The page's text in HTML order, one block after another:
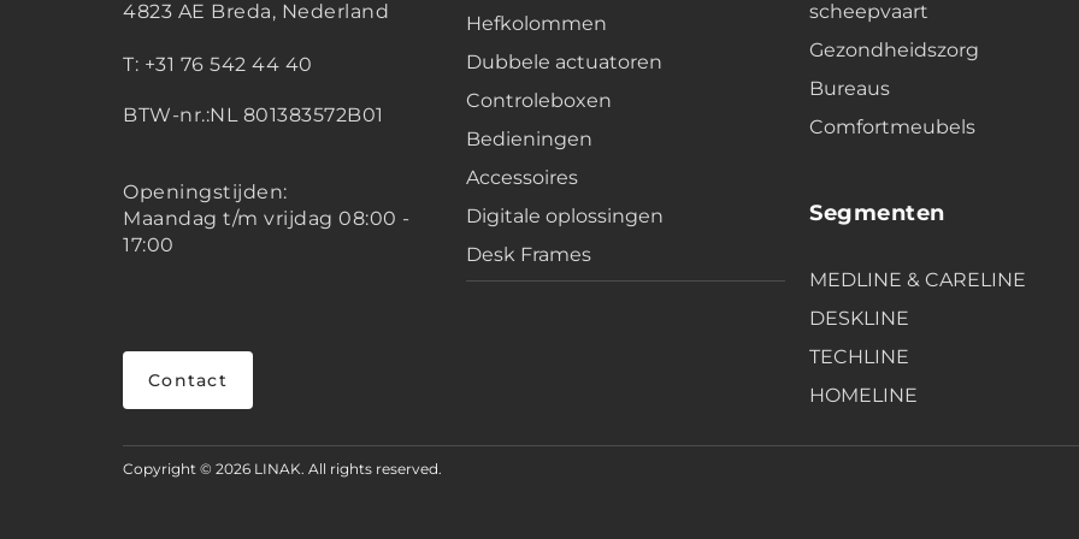
4823 AE Breda, Nederland
T: +31 76 542 44 40
BTW-nr.:NL 801383572B01
Openingstijden:
Maandag t/m vrijdag 08:00 -
17:00
Contact
Hefkolommen
Dubbele actuatoren
Controleboxen
Bedieningen
Accessoires
Digitale oplossingen
Desk Frames
scheepvaart
Gezondheidszorg
Bureaus
Comfortmeubels
Segmenten
MEDLINE & CARELINE
DESKLINE
TECHLINE
HOMELINE
Copyright © 2026 LINAK. All rights reserved.